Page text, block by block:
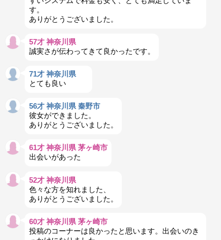
す。
ありがとうございました。
57才 神奈川県
誠実さが伝わってきて良かったです。
71才 神奈川県
とても良い
56才 神奈川県 秦野市
彼女ができました。
ありがとうございました。
61才 神奈川県 茅ヶ崎市
出会いがあった
52才 神奈川県
色々な方を知れました、
ありがとうございました。
60才 神奈川県 茅ヶ崎市
投稿のコーナーは良かったと思います。出会いのき